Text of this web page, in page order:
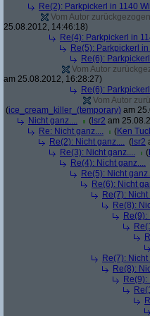
Re(2): Parkpickerl in 1140
Vom Autor
25.08.2012, 14:46:18)
Re(4): Parkpickerl in
Re(5): Parkpickerl
Re(6):
Vom Autor
am 25.08.2012, 16:28:27)
Re(6):
Vom Autor
(ice_cream_killer_(temporary) am
Nicht ganz....
( lsr2 am
Re: Nicht ganz....
(Ken
Re(2): Nicht ganz.... ( lsr2
Re(3): Nicht ganz....
(
Re(4): Nicht ganz....
Re(5): Nicht
Re(6): Nicht
Re(7): Nicht
Re(8):
Re(9):
Re(7): Nicht
Re(8):
Re(9):